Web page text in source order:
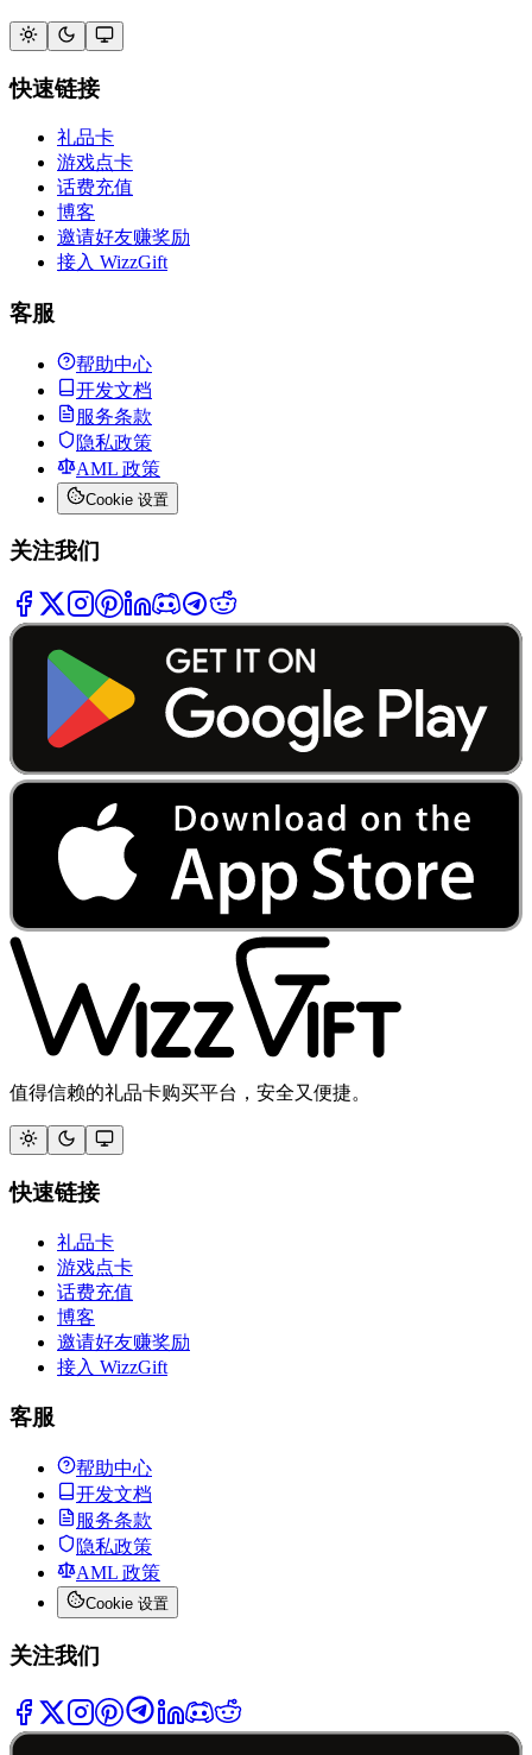
快速链接
礼品卡
游戏点卡
话费充值
博客
邀请好友赚奖励
接入 WizzGift
客服
帮助中心
开发文档
服务条款
隐私政策
AML 政策
Cookie 设置
关注我们
值得信赖的礼品卡购买平台，安全又便捷。
快速链接
礼品卡
游戏点卡
话费充值
博客
邀请好友赚奖励
接入 WizzGift
客服
帮助中心
开发文档
服务条款
隐私政策
AML 政策
Cookie 设置
关注我们